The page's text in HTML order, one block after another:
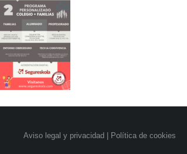
Aviso legal y privacidad Política de cookies